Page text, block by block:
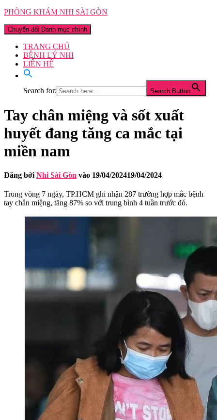
PHÒNG KHÁM NHI SÀI GÒN
Chuyển đổi Danh mục chính
TRANG CHỦ
BỆNH LÝ NHI
LIÊN HỆ
Search for: Search Button
Tay chân miệng và sốt xuất
huyết đang tăng ca mắc tại
miền nam
Đăng bởi Nhi Sài Gòn vào 19/04/202419/04/2024
Trong vòng 7 ngày, TP.HCM ghi nhận 287 trường hợp mắc bệnh
tay chân miệng, tăng 87% so với trung bình 4 tuần trước đó.